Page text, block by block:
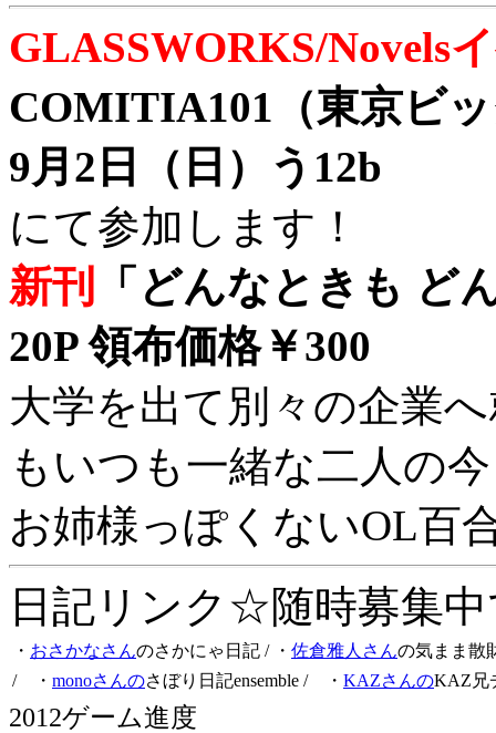
GLASSWORKS/Novels
COMITIA101（東京ビ
9月2日（日）う12b
にて参加します！
新刊
「どんなときも ど
20P 領布価格￥300
大学を出て別々の企業
もいつも一緒な二人の
お姉様っぽくないOL百
日記リンク☆随時募集
・ おさかなさんのさかにゃ日記 / ・ 佐倉雅人さんの気まま散
/ ・ monoさんのさぼり日記ensemble / ・ KAZさんのKAZ兄
2012ゲーム進度